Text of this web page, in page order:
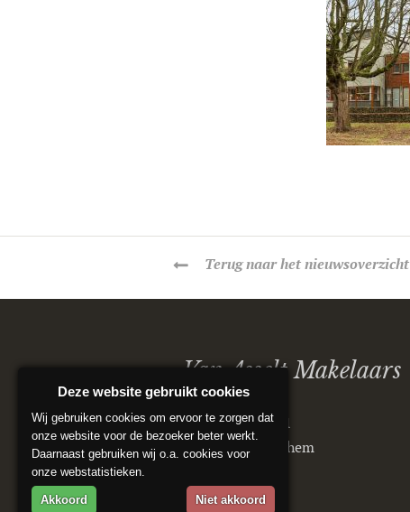
Terugnaar het nieuwsoverzicht
Van Asselt Makelaars
Postbus 5151
6802 ED Arnhem
Deze website gebruikt cookies
Wij gebruiken cookies om ervoor te zorgen dat
onze website voor de bezoeker beter werkt.
Daarnaast gebruiken wij o.a. cookies voor
onze webstatistieken.
Akkoord Niet akkoord